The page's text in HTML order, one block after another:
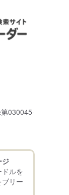
030045-
ジ
ルを
リー